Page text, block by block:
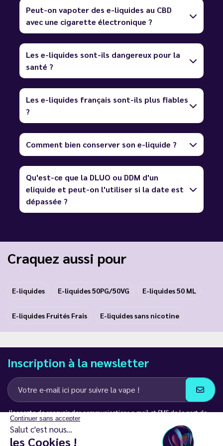
Continuer sans accepter
Salut c'est nous...
les Cookies !
Peut-on vapoter des e-liquides au CBD
avec une cigarette électronique ?
Les e-liquides sont-ils dangereux pour la
santé ?
Les e-liquides français sont-ils plus fiables
?
Comment bien conserver son e-liquide ?
Qu'est-ce que la DLUO ou DDM d'un
eliquide et peut-on l'utiliser si la date est
dépassée ?
Craquez aussi pour
E-liquides E-liquides 50PG/50VG E-liquides 50 ML
E-liquides Fruités Frais E-liquides sans nicotine
Inscription à la newsletter
J’accepte de recevoir des communications e-mail et SMS de la part de
LD Groupe